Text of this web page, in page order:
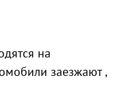
на
заезжают ,